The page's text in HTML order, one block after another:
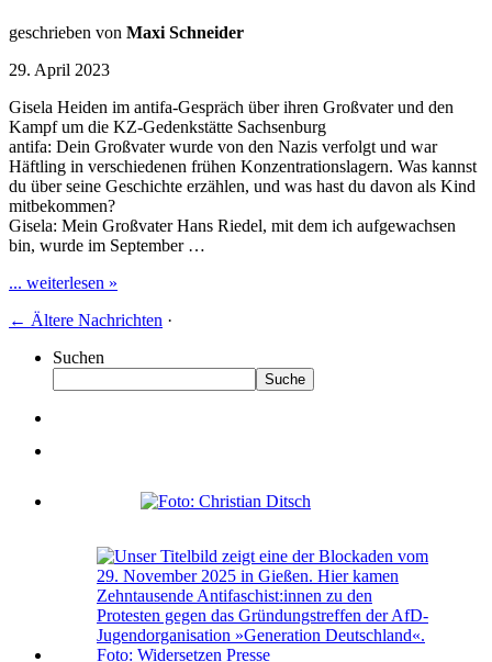
geschrieben von Maxi Schneider
29. April 2023
Gisela Heiden im antifa-Gespräch über ihren Großvater und den
Kampf um die KZ-Gedenkstätte Sachsenburg
antifa: Dein Großvater wurde von den Nazis verfolgt und war
Häftling in verschiedenen frühen Konzentrationslagern. Was kannst
du über seine Geschichte erzählen, und was hast du davon als Kind
mitbekommen?
Gisela: Mein Großvater Hans Riedel, mit dem ich aufgewachsen
bin, wurde im September …
... weiterlesen »
← Ältere Nachrichten ·
Suchen
Suche